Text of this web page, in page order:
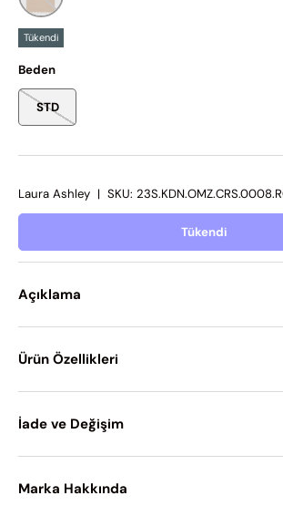
Tükendi
Beden
STD
Laura Ashley | SKU:
Tükendi
Açıklama
Ürün Özellikleri
İade ve Değişim
Marka Hakkında